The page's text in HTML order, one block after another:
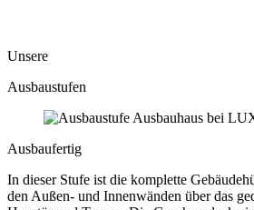
Unsere
Ausbaustufen
Ausbaufertig
In dieser Stufe ist die komplette
den Außen- und Innenwänden über das